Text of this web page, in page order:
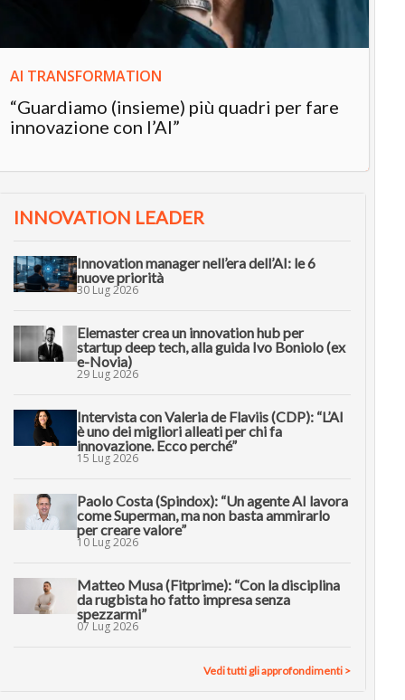
AI TRANSFORMATION
“Guardiamo (insieme) più quadri per fare
innovazione con l’AI”
INNOVATION LEADER
Innovation manager nell’era dell’AI: le 6
nuove priorità
30 Lug 2026
Elemaster crea un innovation hub per
startup deep tech, alla guida Ivo Boniolo (ex
e-Novia)
29 Lug 2026
Intervista con Valeria de Flaviis (CDP): “L’AI
è uno dei migliori alleati per chi fa
innovazione. Ecco perché”
15 Lug 2026
Paolo Costa (Spindox): “Un agente AI lavora
come Superman, ma non basta ammirarlo
per creare valore”
10 Lug 2026
Matteo Musa (Fitprime): “Con la disciplina
da rugbista ho fatto impresa senza
spezzarmi”
07 Lug 2026
Vedi tutti gli approfondimenti >